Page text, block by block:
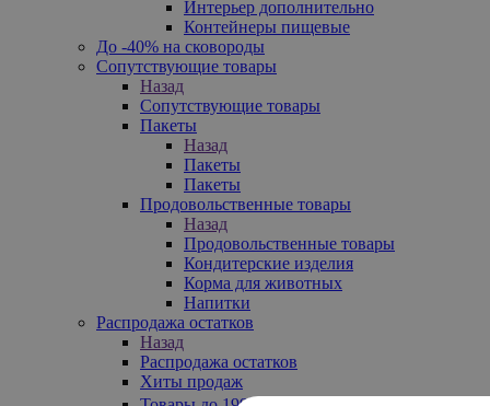
Интерьер дополнительно
Контейнеры пищевые
До -40% на сковороды
Сопутствующие товары
Назад
Сопутствующие товары
Пакеты
Назад
Пакеты
Пакеты
Продовольственные товары
Назад
Продовольственные товары
Кондитерские изделия
Корма для животных
Напитки
Распродажа остатков
Назад
Распродажа остатков
Хиты продаж